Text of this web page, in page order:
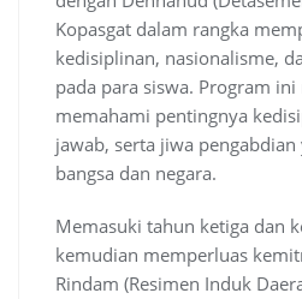
Kopasgat dalam rangka
kedisiplinan, nasionalisme,
pada para siswa. Program
memahami pentingnya
jawab, serta jiwa
bangsa dan negara.
Memasuki tahun ketiga dan
kemudian memperluas
Rindam (Resimen Induk